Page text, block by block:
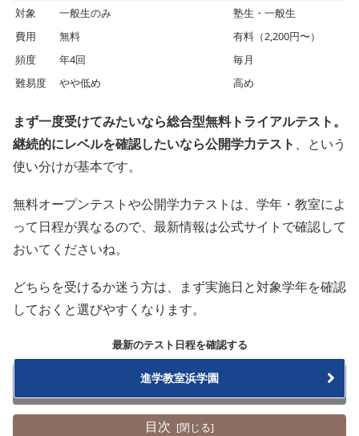
対象
一般生のみ
塾生・一般生
費用
無料
有料（2,200円〜）
頻度
年4回
毎月
難易度
やや低め 高め
まず一度受けてみたいなら総合型無料トライアルテスト。
継続的にレベルを確認したいなら公開学力テスト 、という
使い分けが基本です。
無料オープンテストや公開学力テストは、学年・教室によ
って日程が異なるので、最新情報は公式サイトで確認して
おいてくださいね。
どちらを受けるか迷う方は、まず実施日と対象学年を確認
しておくと選びやすくなります。
最新のテスト日程を確認する
進学教室浜学園
目次